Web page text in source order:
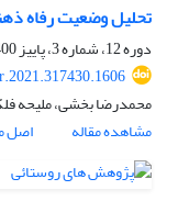
تحلیل وضعیت رفاه
دوره 12، شماره 3، پاییز 1400، صفحه
محمدرضا بخشی، ملیحه
مشاهده مقاله
اصل